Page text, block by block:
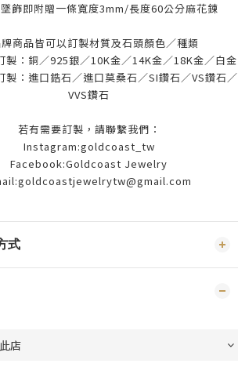
飾即附贈一條寬度3mm/長度60公分麻花鍊
商品皆可以訂製材質及石頭顏色／種類
製：銅／925銀／10K金／14K金／18K金／白金
製：進口鋯石／進口莫桑石／SI鑽石／VS鑽石／
VVS鑽石
若有需要訂製，請聯繫我們：
Instagram:goldcoast_tw
Facebook:Goldcoast Jewelry
式